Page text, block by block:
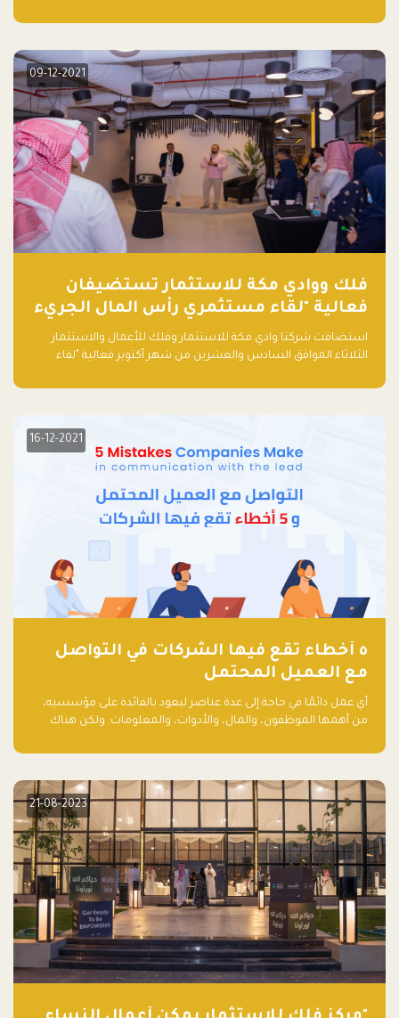
دولار أمريكي)، بقيادة شركتي دعم المنشآت المحدودة وتسارع القابضة
09-12-2021
فلك ووادي مكة للاستثمار تستضيفان
فعالية "لقاء مستثمري رأس المال الجريء
في المنطقة"
استضافت شركتا وادي مكة للاستثمار وفلك للأعمال والاستثمار
الثلاثاء الموافق السادس والعشرين من شهر أكتوبر فعالية "لقاء
مشاركاً من أبرز صناديق رأس المال الجريء وممثلي المؤسسات
16-12-2021
٥ أخطاء تقع فيها الشركات في التواصل
مع العميل المحتمل
أي عمل دائمًا في حاجة إلى عدة عناصر ليعود بالفائدة على مؤسسيه،
من أهمها الموظفون، والمال، والأدوات، والمعلومات. ولكن هناك
أساسه ذلك العمل.
21-08-2023